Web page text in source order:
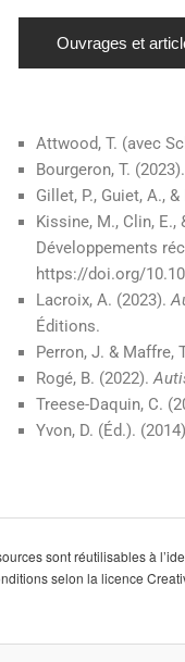
Ouvrages et
Attwood, T. (avec
Bourgeron, T. (2023).
Gillet, P., Guiet, A.,
Kissine, M., Clin,
Développements
https://doi.org/
Lacroix, A. (2023).
Éditions.
Perron, J. & Maffre,
Rogé, B. (2022).
Treese-Daquin, C.
Yvon, D. (Éd.).
sont réutilisables à
selon la licence